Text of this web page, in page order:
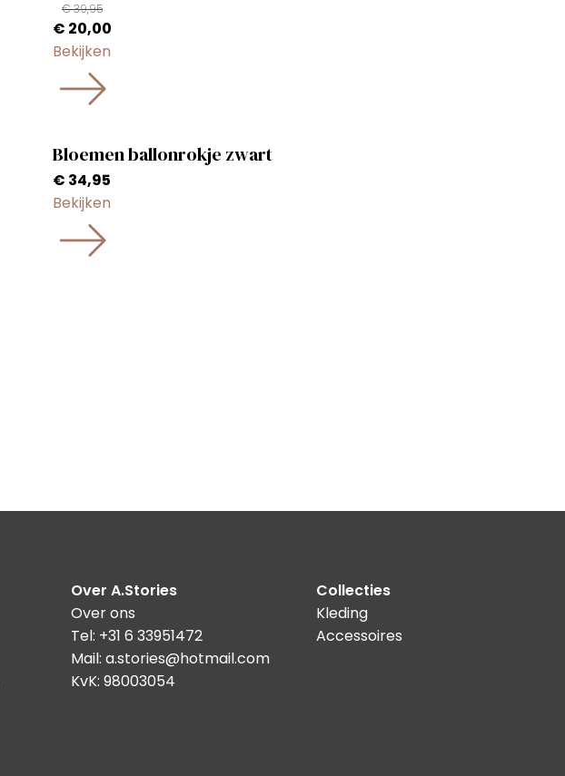
€39,95
Oorspronkelijke
prijs
€ 39,95.
€ 20,00
Bekijken
Bloemen ballonrokje zwart
€ 34,95
Bekijken
Over A.Stories
Over ons
Tel: +31 6 33951472
Mail: a.stories@hotmail.com
KvK: 98003054
Collecties
Kleding
Accessoires